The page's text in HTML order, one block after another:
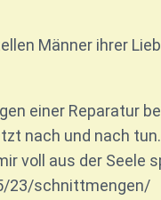
Männer ihrer
einer Reparatur
nach und nach
voll aus der Seele
23/schnittmengen/